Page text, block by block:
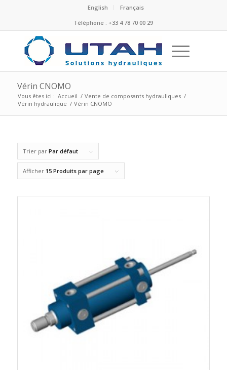
English
Français
Téléphone : +33 4 78 70 00 29
Vérin CNOMO
Vous êtes ici : Accueil / Vente de composants hydrauliques /
Vérin hydraulique / Vérin CNOMO
Trier par Par défaut
Afficher 15 Produits par page